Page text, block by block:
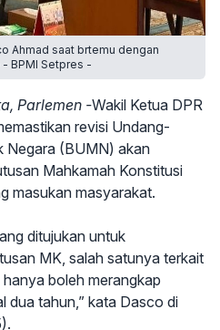
Ahmad saat brtemu dengan
BPMI Setpres -
Parlemen -Wakil Ketua DPR
revisi Undang-
Negara (BUMN) akan
Mahkamah Konstitusi
masukan masyarakat.
ditujukan untuk
MK, salah satunya terkait
boleh merangkap
dua tahun,” kata Dasco di